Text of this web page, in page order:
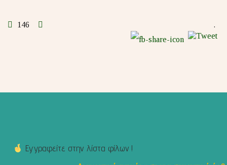
.
146
Εγγραφείτε στην λίστα φίλων !